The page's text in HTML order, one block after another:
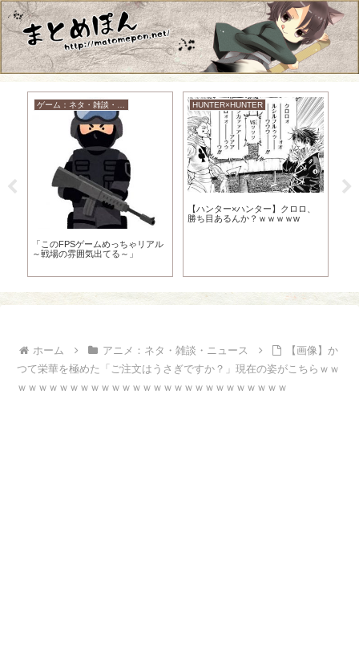
ゲーム：ネタ・雑談・ニュース
「このFPSゲームめっちゃリアル
～戦場の雰囲気出てる～」
HUNTER×HUNTER
【ハンター×ハンター】クロロ、
勝ち目あるんか？ｗｗｗｗw
ホーム アニメ：ネタ・雑談・ニュース
【画像】か
つて栄華を極めた「ご注文はうさぎですか？」現在の姿がこちらｗｗ
ｗｗｗｗｗｗｗｗｗｗｗｗｗｗｗｗｗｗｗｗｗｗｗｗｗｗ